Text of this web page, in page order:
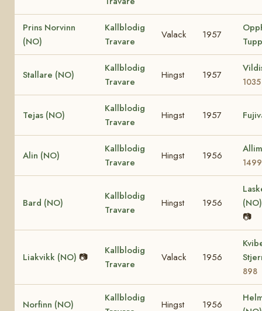
Prins Norvinn
(NO)
Kallblodig
Travare
Valack 1957
Stallare (NO)
Kallblodig
Travare
Hingst 1957
1035
Tejas (NO)
Kallblodig
Travare
Hingst 1957
Alin (NO)
Kallblodig
Travare
Hingst 1956
1499
Bard (NO)
Kallblodig
Travare
Hingst 1956
📷
Liakvikk (NO) 📷
Kallblodig
Travare
Valack 1956
898
Norfinn (NO)
Kallblodig
Hingst 1956